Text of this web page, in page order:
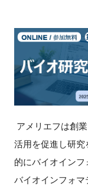
新規登録
イベント
プログラム
ニュース・掲示板
アメリエフは創
活用を促進し研
的にバイオインフ
バイオインフォマ